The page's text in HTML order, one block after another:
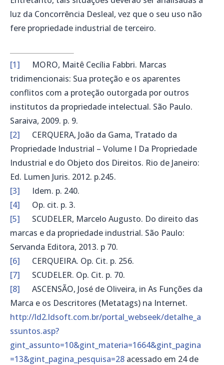
luz da Concorrência Desleal, vez que o seu uso não
fere propriedade industrial de terceiro.
[1] MORO, Maitê Cecília Fabbri. Marcas
tridimencionais: Sua proteção e os aparentes
conflitos com a proteção outorgada por outros
institutos da propriedade intelectual. São Paulo.
Saraiva, 2009. p. 9.
[2] CERQUERA, João da Gama, Tratado da
Propriedade Industrial – Volume I Da Propriedade
Industrial e do Objeto dos Direitos. Rio de Janeiro:
Ed. Lumen Juris. 2012. p.245.
[3] Idem. p. 240.
[4] Op. cit. p. 3.
[5] SCUDELER, Marcelo Augusto. Do direito das
marcas e da propriedade industrial. São Paulo:
Servanda Editora, 2013. p 70.
[6] CERQUEIRA. Op. Cit. p. 256.
[7] SCUDELER. Op. Cit. p. 70.
[8] ASCENSÃO, José de Oliveira, in As Funções da
Marca e os Descritores (Metatags) na Internet.
http://ld2.ldsoft.com.br/portal_webseek/detalhe_a
ssuntos.asp?
gint_assunto=10&gint_materia=1664&gint_pagina
=13&gint_pagina_pesquisa=28 acessado em 24 de